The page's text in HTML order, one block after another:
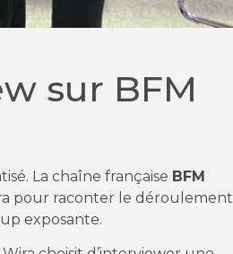
sur BFM
La chaîne française BFM
pour raconter le déroulement
exposante.